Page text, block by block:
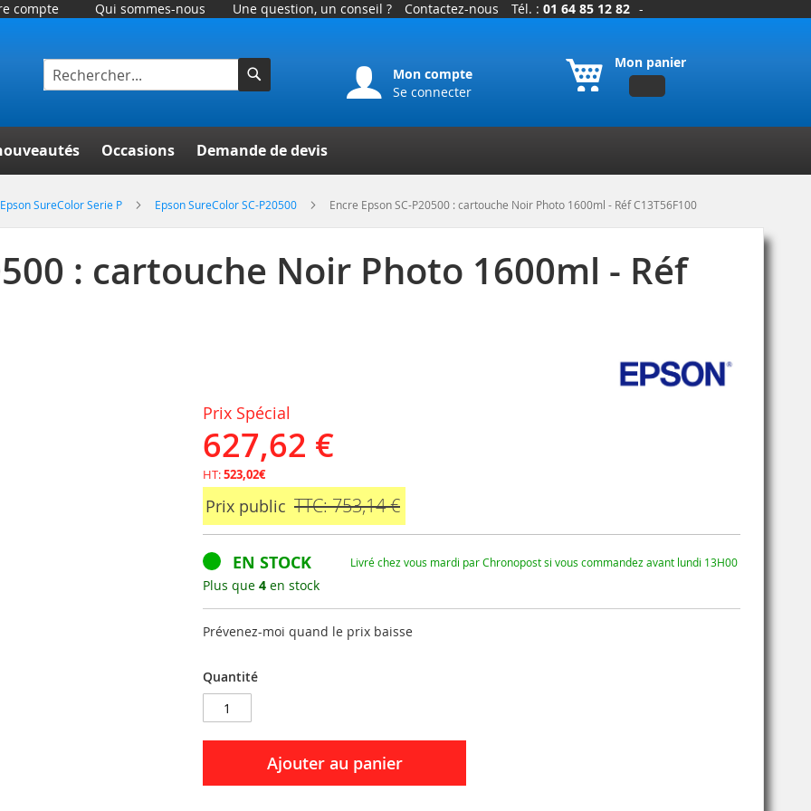
compte Qui sommes-nous Une question, un conseil ? Contactez-nous Tél. : 01 64 85 12 82 -
Mon panier
Mon compte
Se connecter
Occasions Demande de devis
Epson SureColor Serie P Epson SureColor SC-P20500 Encre Epson SC-P20500 : cartouche Noir Photo 1600ml - Réf C13T56F100
: cartouche Noir Photo 1600ml - Réf
Prix Spécial
627,62 €
HT:523,02€
Prix public TTC: 753,14 €
EN STOCK Livré chez vous mardi par Chronopost si vous commandez avant lundi 13H00
Plus que 4 en stock
Prévenez-moi quand le prix baisse
Quantité
Ajouter au panier